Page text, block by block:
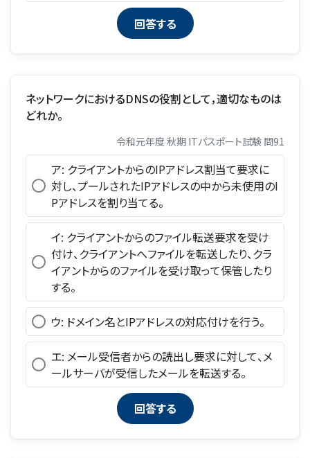
ネットワークにおけるDNSの役割として，適切なものは
どれか。
令和元年度 秋期 ITパスポート試験 問91
ア: クライアントからのIPアドレス割当て要求に
対し、プールされたIPアドレスの中から未使用のI
Pアドレスを割り当てる。
イ: クライアントからのファイル転送要求を受け
付け、クライアントへファイルを転送したり、クラ
イアントからのファイルを受け取って保管したり
する。
ウ: ドメイン名とIPアドレスの対応付けを行う。
エ: メール受信者からの読出し要求に対して、メ
ールサーバが受信したメールを転送する。